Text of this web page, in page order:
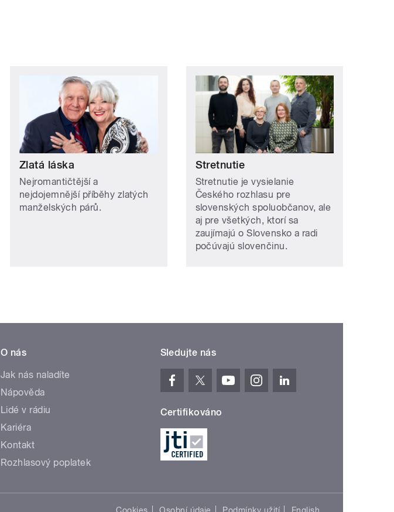
Zlatá láska
Nejromantičtější a
nejdojemnější příběhy zlatých
manželských párů.
Stretnutie
Stretnutie je vysielanie
Českého rozhlasu pre
slovenských spoluobčanov, ale
aj pre všetkých, ktorí sa
zaujímajú o Slovensko a radi
počúvajú slovenčinu.
O nás
Jak nás naladíte
Nápověda
Lidé v rádiu
Kariéra
Kontakt
Rozhlasový poplatek
Sledujte nás
Certifikováno